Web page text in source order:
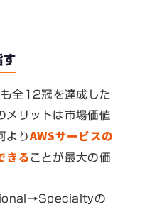
す
全12冠を達成した
メリットは市場価値
よりAWSサービスの
きる ことが最大の価
の